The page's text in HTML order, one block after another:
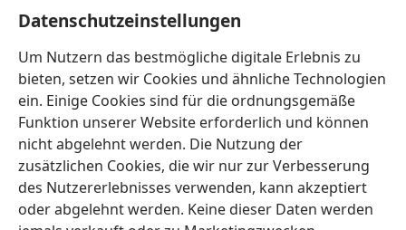
Datenschutzeinstellungen
Um Nutzern das bestmögliche digitale Erlebnis zu
bieten, setzen wir Cookies und ähnliche Technologien
ein. Einige Cookies sind für die ordnungsgemäße
Funktion unserer Website erforderlich und können
nicht abgelehnt werden. Die Nutzung der
zusätzlichen Cookies, die wir nur zur Verbesserung
des Nutzererlebnisses verwenden, kann akzeptiert
oder abgelehnt werden. Keine dieser Daten werden
Transfusionsalternativen hin, die in Erwägung gezogen werden können. Jeder
Mediziner steht selbst in der Pflicht, seinen Informationsstand aktuell zu
halten, verschiedene Behandlungsmethoden abzuwägen und Patienten dabei
zu helfen, eine Behandlung entsprechend ihrer Gesundheit und gemäß ihren
Wünschen, Vorstellungen und Überzeugungen zu wählen. Nicht alle
aufgeführten Strategien sind für alle Patienten angemessen und akzeptabel.
An Patienten: Wenden Sie sich in Gesundheitsfragen immer an einen Arzt.
Die Nutzung dieser Website unterliegt denNutzungsbedingungen